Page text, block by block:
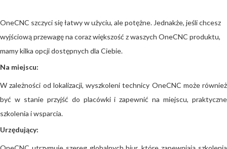
OneCNC szczyci się łatwy w użyciu, ale potężne. Jednakże, jeśli chcesz
wyjściową przewagę na coraz większość z waszych OneCNC produktu,
mamy kilka opcji dostępnych dla Ciebie.
Na miejscu:
W zależności od lokalizacji, wyszkoleni technicy OneCNC może również
być w stanie przyjść do placówki i zapewnić na miejscu, praktyczne
szkolenia i wsparcia.
Urzędujący: